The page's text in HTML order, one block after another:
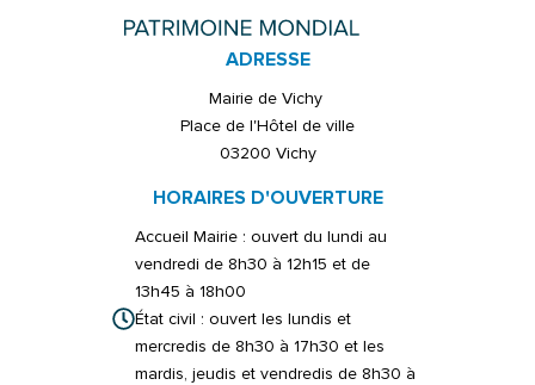
ADRESSE
Mairie de Vichy
Place de l'Hôtel de ville
03200 Vichy
HORAIRES D'OUVERTURE
Accueil Mairie : ouvert du lundi au
vendredi de 8h30 à 12h15 et de
13h45 à 18h00
État civil : ouvert les lundis et
mercredis de 8h30 à 17h30 et les
mardis, jeudis et vendredis de 8h30 à